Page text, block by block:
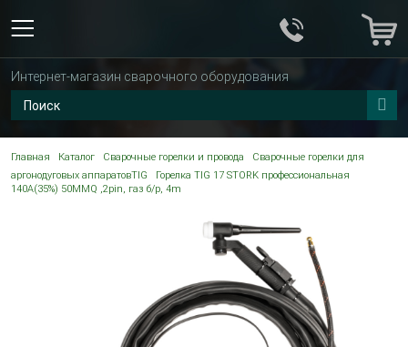
Интернет-магазин сварочного оборудования
Главная Каталог Сварочные горелки и провода
Сварочные горелки для
аргонодуговых аппаратовTIG
Горелка TIG 17 STORK профессиональная
140A(35%) 50MMQ ,2pin, газ б/р, 4m